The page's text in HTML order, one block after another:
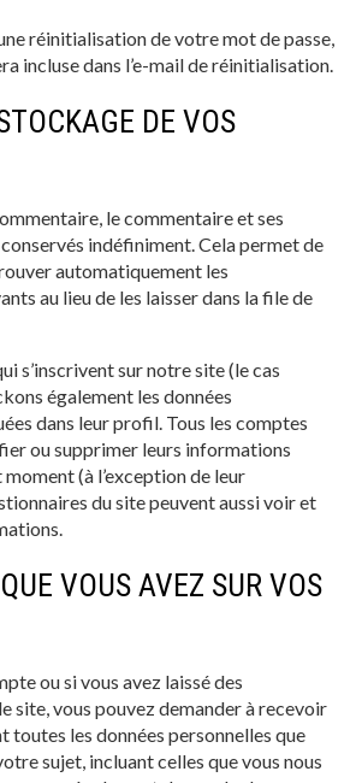
réinitialisation de votre mot de passe,
incluse dans l’e-mail de réinitialisation.
DE VOS
le commentaire et ses
indéfiniment. Cela permet de
automatiquement les
au lieu de les laisser dans la file de
s’inscrivent sur notre site (le cas
également les données
dans leur profil. Tous les comptes
ou supprimer leurs informations
(à l’exception de leur
du site peuvent aussi voir et
VOUS AVEZ SUR VOS
ou si vous avez laissé des
site, vous pouvez demander à recevoir
toutes les données personnelles que
sujet, incluant celles que vous nous